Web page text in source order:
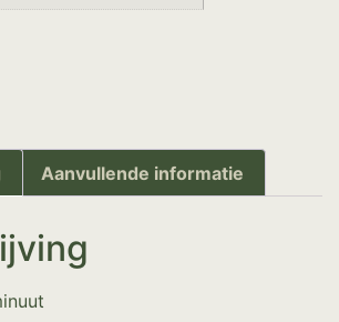
Aanvullende informatie